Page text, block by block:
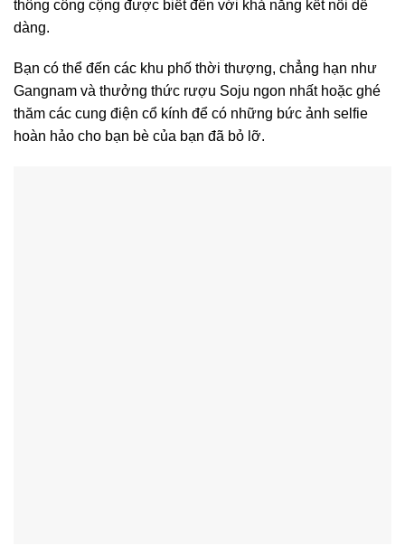
thông công cộng được biết đến với khả năng kết nối dễ
dàng.
Bạn có thể đến các khu phố thời thượng, chẳng hạn như
Gangnam và thưởng thức rượu Soju ngon nhất hoặc ghé
thăm các cung điện cổ kính để có những bức ảnh selfie
hoàn hảo cho bạn bè của bạn đã bỏ lỡ.